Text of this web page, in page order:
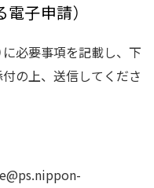
子申請）
に必要事項を記載し、下
の上、送信してくださ